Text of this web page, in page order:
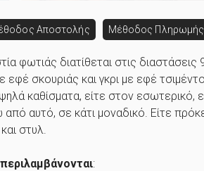
Αποστολής Μέθοδος Πληρωμής
φωτιάς διατίθεται στις
εφέ σκουριάς και γκρι με εφέ
ψηλά καθίσματα, είτε στον
από αυτό, σε κάτι μοναδικό. Είτε
στυλ.
: